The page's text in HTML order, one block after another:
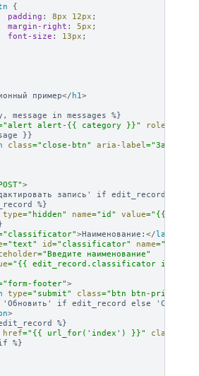
{
padding : 8px 12px ;
margin-right : 5px ;
font-size : 13px ;
пример</h1>
message in messages %}
"alert alert-{{ category }}" role
}}
class="close-btn" aria-label ="Закрыть"
>
запись' if edit_record else
%}
type="hidden" name="id" value="{{
"classificator">Наименование: </label
="text" id="classificator" name=
="Введите наименование"
="{{ edit_record.classificator if
"form-footer">
type="submit" class="btn btn-primary"
if edit_record else
>
%}
href="{{ url_for('index') }}" class
%}